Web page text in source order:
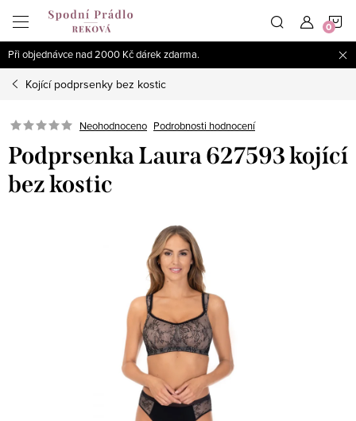
obsah
Při objednávce nad 2000 Kč dárek zdarma.
Kojící podprsenky bez kostic
Neohodnoceno Podrobnosti hodnocení
Podprsenka Laura 627593 kojící
bez kostic